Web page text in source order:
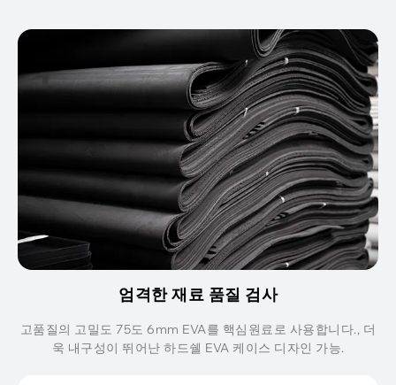
엄격한 재료 품질 검사
고품질의 고밀도 75도 6mm EVA를 핵심원료로 사용합니다., 더
욱 내구성이 뛰어난 하드쉘 EVA 케이스 디자인 가능.